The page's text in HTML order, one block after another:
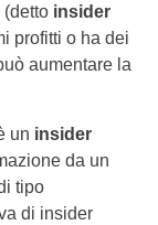
(detto insider
profitti o ha dei
aumentare la
un insider
da un
tipo
di insider